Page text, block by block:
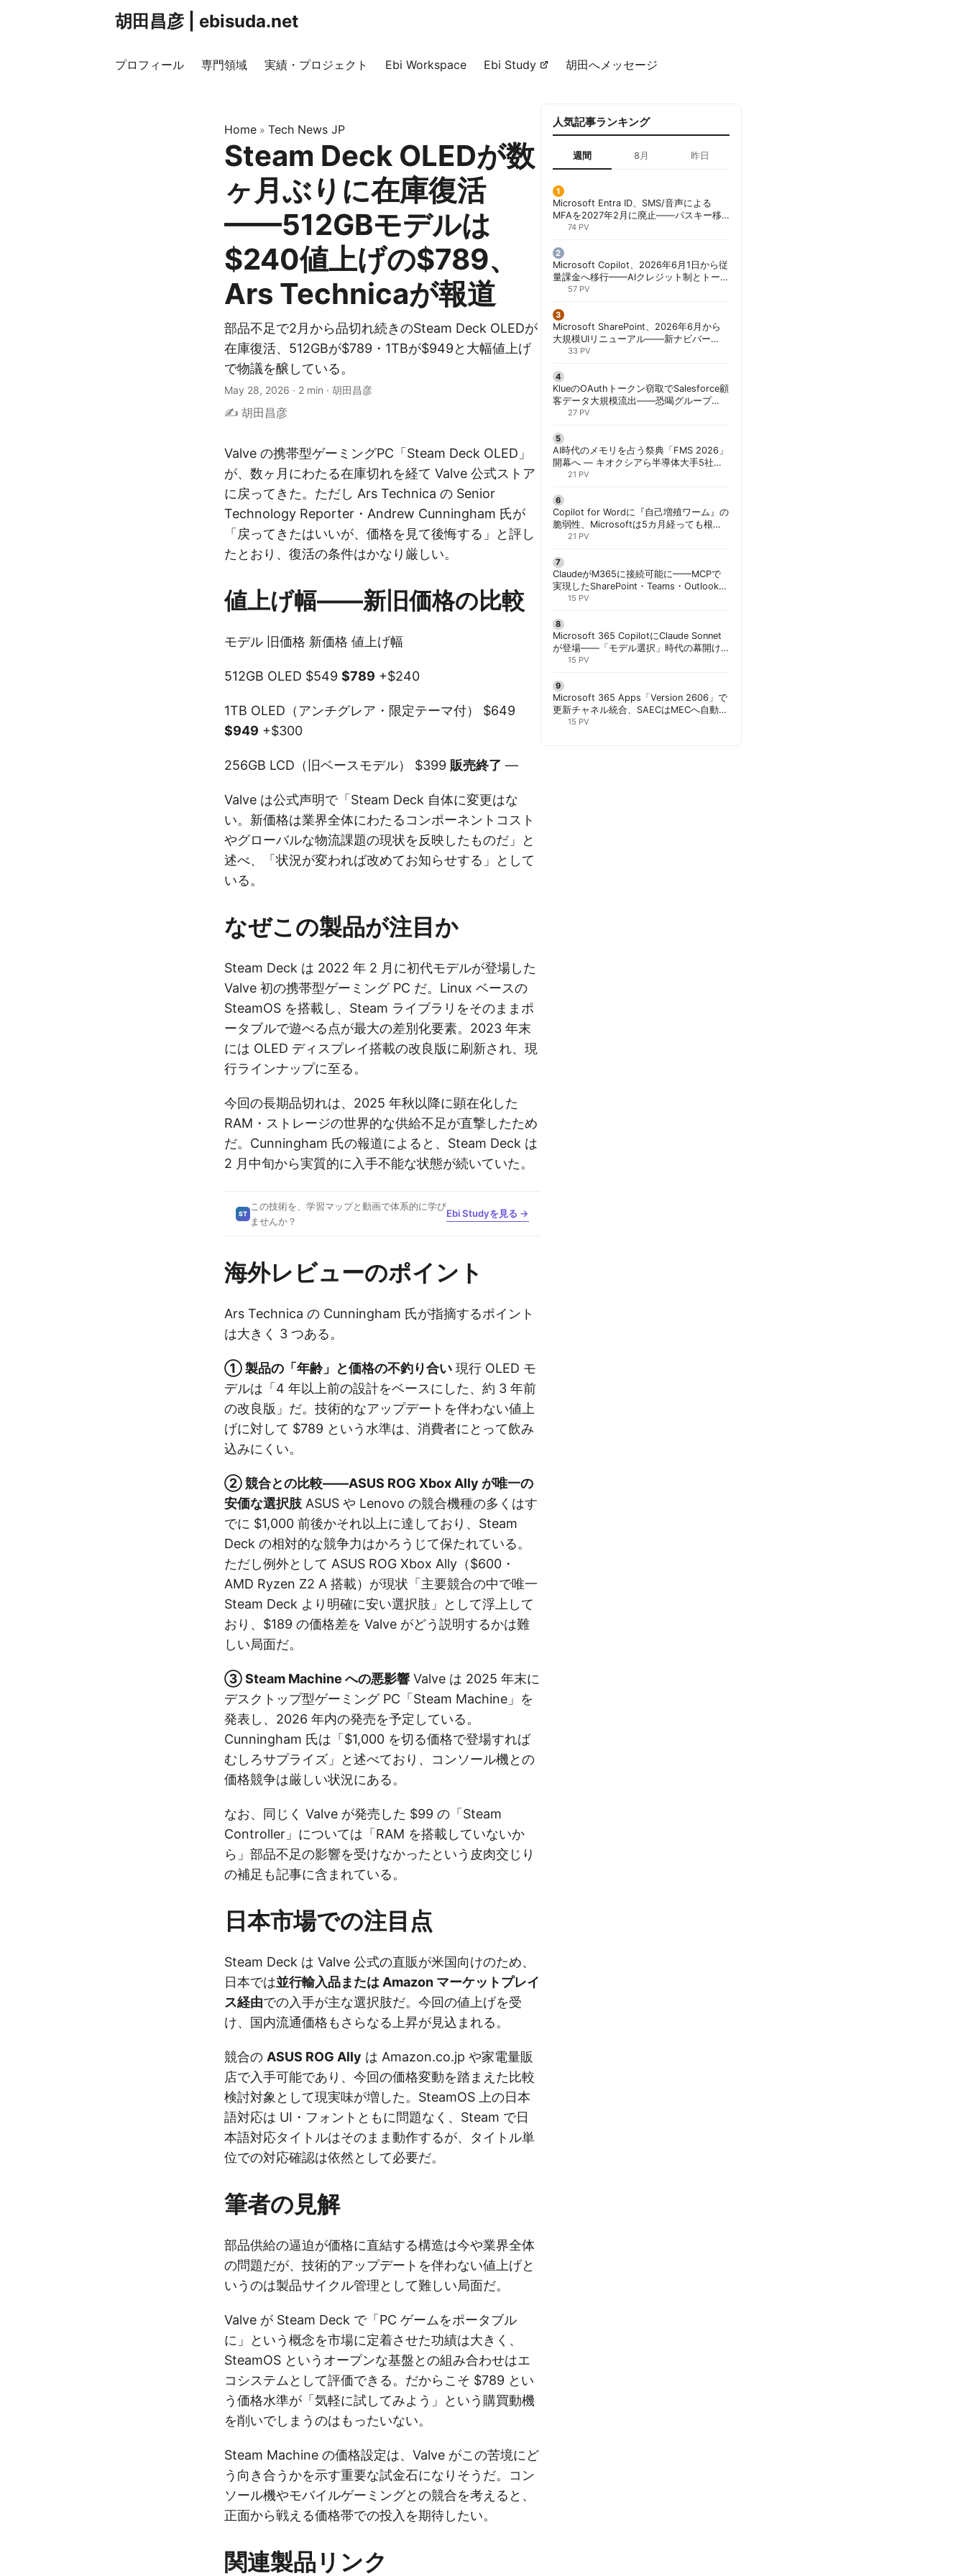
胡田昌彦 | ebisuda.net
プロフィール 専門領域 実績・プロジェクト Ebi Workspace Ebi Study 胡田へメッセージ
Home » Tech News JP
Steam Deck OLEDが数
ヶ月ぶりに在庫復活
——512GBモデルは
$240値上げの$789、
Ars Technicaが報道
部品不足で2月から品切れ続きのSteam Deck OLEDが
在庫復活、512GBが$789・1TBが$949と大幅値上げ
で物議を醸している。
May 28, 2026 · 2 min · 胡田昌彦
✍️ 胡田昌彦
Valve の携帯型ゲーミングPC「Steam Deck OLED」
が、数ヶ月にわたる在庫切れを経て Valve 公式ストア
に戻ってきた。ただし Ars Technica の Senior
Technology Reporter・Andrew Cunningham 氏が
「戻ってきたはいいが、価格を見て後悔する」と評し
たとおり、復活の条件はかなり厳しい。
値上げ幅——新旧価格の比較
モデル 旧価格 新価格 値上げ幅
512GB OLED $549 $789 +$240
1TB OLED（アンチグレア・限定テーマ付） $649
$949 +$300
256GB LCD（旧ベースモデル） $399 販売終了 —
Valve は公式声明で「Steam Deck 自体に変更はな
い。新価格は業界全体にわたるコンポーネントコスト
やグローバルな物流課題の現状を反映したものだ」と
述べ、「状況が変われば改めてお知らせする」として
いる。
なぜこの製品が注目か
Steam Deck は 2022 年 2 月に初代モデルが登場した
Valve 初の携帯型ゲーミング PC だ。Linux ベースの
SteamOS を搭載し、Steam ライブラリをそのままポ
ータブルで遊べる点が最大の差別化要素。2023 年末
には OLED ディスプレイ搭載の改良版に刷新され、現
行ラインナップに至る。
今回の長期品切れは、2025 年秋以降に顕在化した
RAM・ストレージの世界的な供給不足が直撃したため
だ。Cunningham 氏の報道によると、Steam Deck は
2 月中旬から実質的に入手不能な状態が続いていた。
ST
この技術を、学習マップと動画で体系的に学び
ませんか？
Ebi Studyを見る →
海外レビューのポイント
Ars Technica の Cunningham 氏が指摘するポイント
は大きく 3 つある。
① 製品の「年齢」と価格の不釣り合い 現行 OLED モ
デルは「4 年以上前の設計をベースにした、約 3 年前
の改良版」だ。技術的なアップデートを伴わない値上
げに対して $789 という水準は、消費者にとって飲み
込みにくい。
② 競合との比較——ASUS ROG Xbox Ally が唯一の
安価な選択肢 ASUS や Lenovo の競合機種の多くはす
でに $1,000 前後かそれ以上に達しており、Steam
Deck の相対的な競争力はかろうじて保たれている。
ただし例外として ASUS ROG Xbox Ally（$600・
AMD Ryzen Z2 A 搭載）が現状「主要競合の中で唯一
Steam Deck より明確に安い選択肢」として浮上して
おり、$189 の価格差を Valve がどう説明するかは難
しい局面だ。
③ Steam Machine への悪影響 Valve は 2025 年末に
デスクトップ型ゲーミング PC「Steam Machine」を
発表し、2026 年内の発売を予定している。
Cunningham 氏は「$1,000 を切る価格で登場すれば
むしろサプライズ」と述べており、コンソール機との
価格競争は厳しい状況にある。
なお、同じく Valve が発売した $99 の「Steam
Controller」については「RAM を搭載していないか
ら」部品不足の影響を受けなかったという皮肉交じり
の補足も記事に含まれている。
日本市場での注目点
Steam Deck は Valve 公式の直販が米国向けのため、
日本では並行輸入品または Amazon マーケットプレイ
ス経由での入手が主な選択肢だ。今回の値上げを受
け、国内流通価格もさらなる上昇が見込まれる。
競合の ASUS ROG Ally は Amazon.co.jp や家電量販
店で入手可能であり、今回の価格変動を踏まえた比較
検討対象として現実味が増した。SteamOS 上の日本
語対応は UI・フォントともに問題なく、Steam で日
本語対応タイトルはそのまま動作するが、タイトル単
位での対応確認は依然として必要だ。
筆者の見解
部品供給の逼迫が価格に直結する構造は今や業界全体
の問題だが、技術的アップデートを伴わない値上げと
いうのは製品サイクル管理として難しい局面だ。
Valve が Steam Deck で「PC ゲームをポータブル
に」という概念を市場に定着させた功績は大きく、
SteamOS というオープンな基盤との組み合わせはエ
コシステムとして評価できる。だからこそ $789 とい
う価格水準が「気軽に試してみよう」という購買動機
を削いでしまうのはもったいない。
Steam Machine の価格設定は、Valve がこの苦境にど
う向き合うかを示す重要な試金石になりそうだ。コン
ソール機やモバイルゲーミングとの競合を考えると、
正面から戦える価格帯での投入を期待したい。
関連製品リンク
人気記事ランキング
週間 8月 昨日
Microsoft Entra ID、SMS/音声による
MFAを2027年2月に廃止——パスキー移
行が既定に | 胡田昌彦
74 PV
Microsoft Copilot、2026年6月1日から従
量課金へ移行——AIクレジット制とトーク
ンコストで「メーターショック」を回避
57 PV
Microsoft SharePoint、2026年6月から
大規模UIリニューアル——新ナビバー
「Discover/Publish/Build」とAI機能を段
33 PV
KlueのOAuthトークン窃取でSalesforce顧
客データ大規模流出——恐喝グループ
「Icarus」が犯行声明 | 胡田昌彦
27 PV
AI時代のメモリを占う祭典「FMS 2026」
開幕へ ― キオクシアら半導体大手5社が
基調講演に集結 | 胡田昌彦
21 PV
Copilot for Wordに『自己増殖ワーム』の
脆弱性、Microsoftは5カ月経っても根本
対策できず | 胡田昌彦
21 PV
ClaudeがM365に接続可能に——MCPで
実現したSharePoint・Teams・Outlook連
携、セキュリティと実務への影響を読み
15 PV
Microsoft 365 CopilotにClaude Sonnet
が登場——「モデル選択」時代の幕開け
と管理者が知るべき注意点 | 胡田昌彦
15 PV
Microsoft 365 Apps「Version 2606」で
更新チャネル統合、SAECはMECへ自動移
行 | 胡田昌彦
15 PV